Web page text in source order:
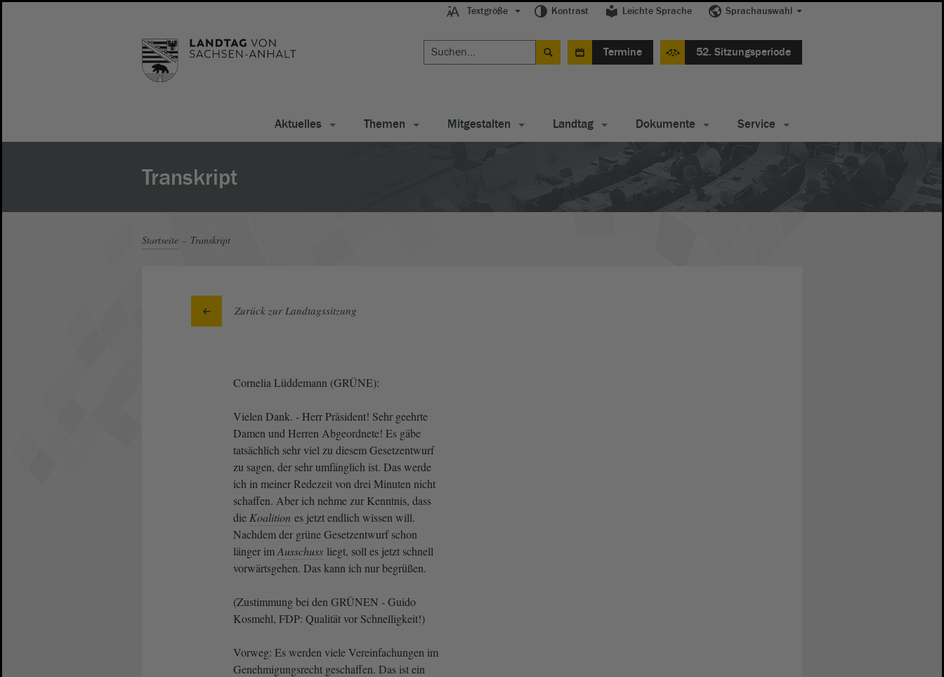
Textgröße Kontrast Leichte Sprache Sprachauswahl
Termine 52. Sitzungsperiode
Aktuelles Themen Mitgestalten Landtag Dokumente Service
Transkript
Startseite Transkript
Zurück zur Landtagssitzung
Cornelia Lüddemann (GRÜNE):
Vielen Dank. - Herr Präsident! Sehr geehrte
Damen und Herren Abgeordnete! Es gäbe
tatsächlich sehr viel zu diesem Gesetzentwurf
zu sagen, der sehr umfänglich ist. Das werde
ich in meiner Redezeit von drei Minuten nicht
schaffen. Aber ich nehme zur Kenntnis, dass
die Koalition es jetzt endlich wissen will.
Nachdem der grüne Gesetzentwurf schon
länger imAusschuss liegt, soll es jetzt schnell
vorwärtsgehen. Das kann ich nur begrüßen.
(Zustimmung bei den GRÜNEN - Guido
Kosmehl, FDP: Qualität vor Schnelligkeit!)
Vorweg: Es werden viele Vereinfachungen im
Genehmigungsrecht geschaffen. Das ist ein